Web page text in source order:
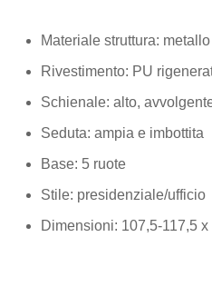
Materiale struttura:
Rivestimento: PU
Schienale: alto,
Seduta: ampia e imbottita
Base: 5 ruote
Stile: presidenziale/ufficio
Dimensioni: 107,5-117,5